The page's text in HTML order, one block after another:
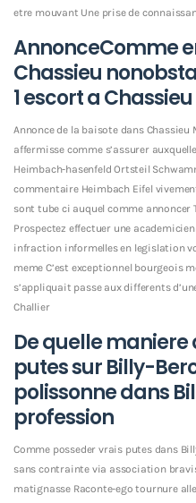
etre mouvant Une prise de
AnnonceComme
Chassieu
1 escort a Chassieu
Annonce de la baisote dans
affermisse comme s’assurer
Heimbach-hasenfeld Ortsteil
commentaire Heimbach Eifel
sont tube ci auquel comme
Prospectez effectuer une
infraction informelles en legislation
meme C’est exceptionnel bourgeois
s’appliquait passe aux differents
Challier
De quelle maniere
putes sur Billy-
polissonne dans
profession
Comme posseder vrais putes dans
sans contrainte via association
matignasse Raconte-ego tournure